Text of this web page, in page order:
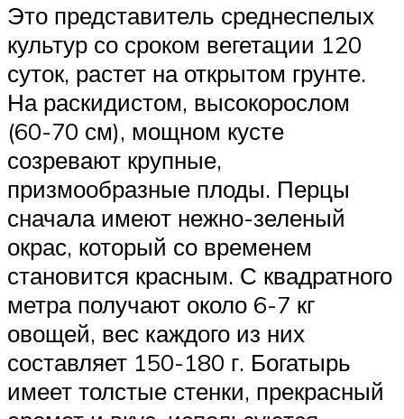
Это представитель среднеспелых
культур со сроком вегетации 120
суток, растет на открытом грунте.
На раскидистом, высокорослом
(60-70 см), мощном кусте
созревают крупные,
призмообразные плоды. Перцы
сначала имеют нежно-зеленый
окрас, который со временем
становится красным. С квадратного
метра получают около 6-7 кг
овощей, вес каждого из них
составляет 150-180 г. Богатырь
имеет толстые стенки, прекрасный